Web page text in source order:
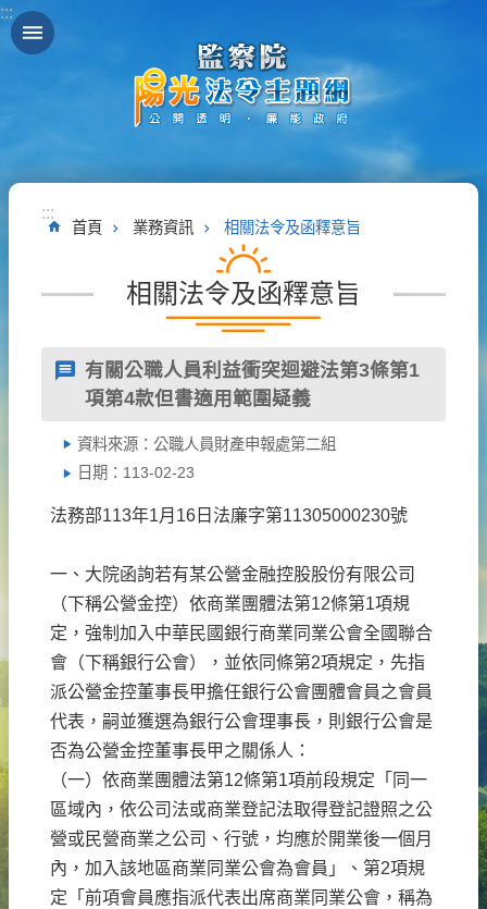
跳到主要內容區塊
:::
:::
首頁 業務資訊 相關法令及函釋意旨
相關法令及函釋意旨
有關公職人員利益衝突迴避法第3條第1
項第4款但書適用範圍疑義
資料來源：公職人員財產申報處第二組
日期：113-02-23
法務部113年1月16日法廉字第11305000230號
一、大院函詢若有某公營金融控股股份有限公司
（下稱公營金控）依商業團體法第12條第1項規
定，強制加入中華民國銀行商業同業公會全國聯合
會（下稱銀行公會），並依同條第2項規定，先指
派公營金控董事長甲擔任銀行公會團體會員之會員
代表，嗣並獲選為銀行公會理事長，則銀行公會是
否為公營金控董事長甲之關係人：
（一）依商業團體法第12條第1項前段規定「同一
區域內，依公司法或商業登記法取得登記證照之公
營或民營商業之公司、行號，均應於開業後一個月
內，加入該地區商業同業公會為會員」、第2項規
定「前項會員應指派代表出席商業同業公會，稱為